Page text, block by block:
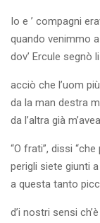
Io e ’ compagni
quando venimmo
dov’ Ercule segnò
acciò che l’uom
da la man destra
da l’altra già
“O frati”, dissi
perigli siete giunti a
a questa tanto
d’i nostri sensi